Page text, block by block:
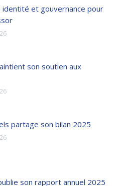
identité et gouvernance pour
son soutien aux
partage son bilan 2025
son rapport annuel 2025